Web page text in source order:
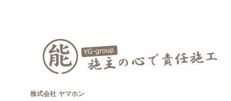
株式会社 ヤマホン